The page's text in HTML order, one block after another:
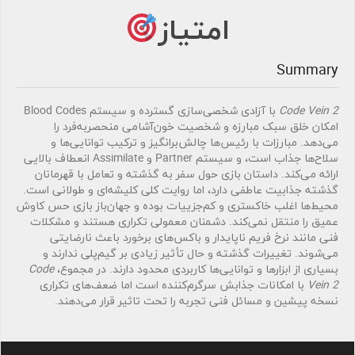
امتیاز
Summary
Code Vein 2
با آزادی شخصی‌سازی گسترده و سیستم Blood Codes
امکان خلق سبک مبارزه و شخصیت خون‌آشامی منحصربه‌فرد را
می‌دهد. مبارزات با رئیس‌ها چالش‌برانگیز و ترکیب توانایی‌ها و
سلاح‌ها جذاب است، و سیستم Partner و Assimilate انعطاف بالایی
ارائه می‌کند. داستان بازی حول سفر به گذشته و تعامل با قهرمانان
گذشته جذابیت عاطفی دارد، اما روایت کلی کلیشه‌ای و طولانی است.
محیط‌ها اغلب خاکستری و کم‌جزییات بوده و جهان‌باز بازی حس کاوش
عمیق را منتقل نمی‌کند. دشمنان معمولی تکراری هستند و مشکلات
فنی مانند نرخ فریم ناپایدار و باکس‌های برخورد باعث نارضایتی
می‌شوند. تغییرات گذشته و حال تأثیر زیادی بر گیم‌پلی ندارند و
بسیاری از ابزارها و توانایی‌ها کاربردی محدود دارند. در مجموع،Code
Vein 2 با امکانات جذابش سرگرم‌کننده است اما ضعف‌های تکراری
نسخه پیشین و مسائل فنی تجربه را تحت تاثیر قرار می‌دهند.